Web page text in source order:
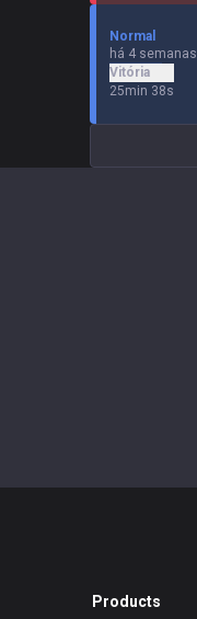
Normal
há 4 semanas
Vitória
25min 38s
Products